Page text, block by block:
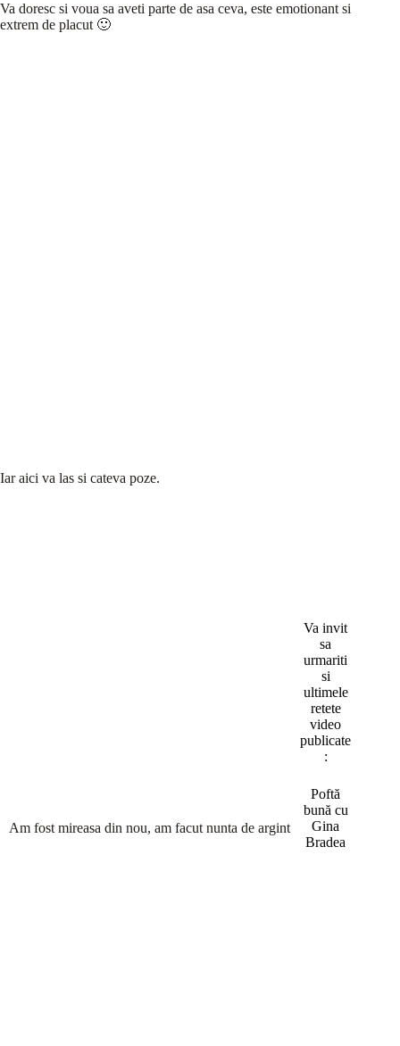
Va doresc si voua sa aveti parte de asa ceva, este emotionant si
extrem de placut 🙂
Iar aici va las si cateva poze.
Am fost mireasa din nou, am facut nunta de argint
Va invit
sa
urmariti
si
ultimele
retete
video
publicate
:
Poftă
bună cu
Gina
Bradea